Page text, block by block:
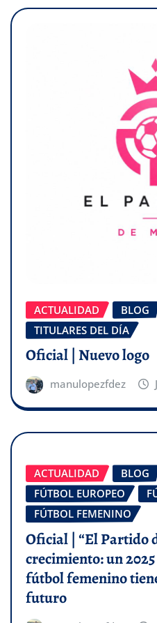
ACTUALIDAD
BLOG
TITULARES DEL DÍA
Oficial | Nuevo logo
manulopezfdez
ACTUALIDAD BLOG
FÚTBOL EUROPEO
FÚTBOL FEMENINO
Oficial | “El Partido
crecimiento: un
fútbol femenino
futuro